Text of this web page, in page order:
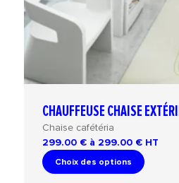
CHAUFFEUSE CHAISE
Chaise cafétéria
299.00 € à 299.00 € HT
Choix des options